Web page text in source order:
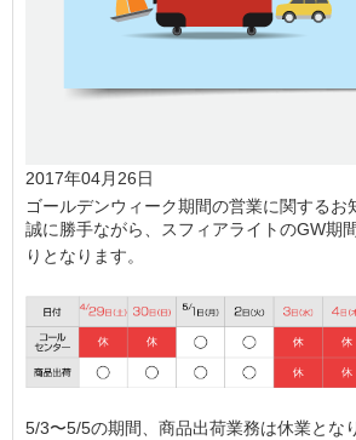
2017年04月26日
ゴールデンウィーク期間の営業に関するお
誠に勝手ながら、スフィアライトのGW期
りとなります。
5/3〜5/5の期間、商品出荷業務は休業とな